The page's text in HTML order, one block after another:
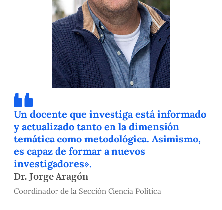
Un docente que investiga está informado
y actualizado tanto en la dimensión
temática como metodológica. Asimismo,
es capaz de formar a nuevos
investigadores».
Dr. Jorge Aragón
Coordinador de la Sección Ciencia Política